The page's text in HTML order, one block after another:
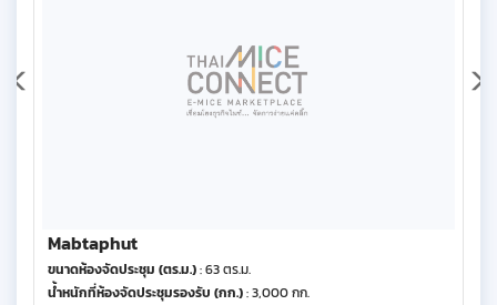
Mabtaphut
ขนาดห้องจัดประชุม (ตร.ม.): 63 ตร.ม.
น้ำหนักที่ห้องจัดประชุมรองรับ (กก.): 3,000 กก.